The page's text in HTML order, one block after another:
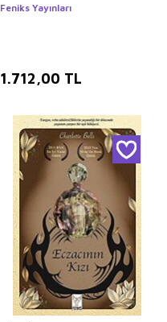
Feniks Yayınları
1.712,00 TL